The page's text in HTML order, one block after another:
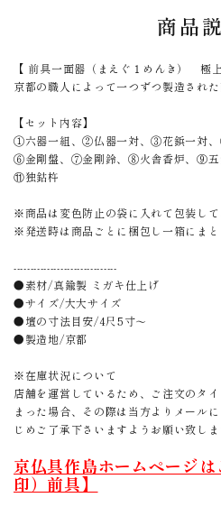
商品
【 前具一面器（まえぐ１めんき） 極
京都の職人によって一つずつ製造された
【セット内容】
①六器一組、②仏器一対、③花鋲一対
⑥金剛盤、⑦金剛鈴、⑧火舎香炉、⑨五
⑪独鈷杵
※商品は変色防止の袋に入れて包装して
※発送時は商品ごとに梱包し一箱にまと
-------------------------------
●素材/真鍮製 ミガキ仕上げ
●サイズ/大大サイズ
●壇の寸法目安/4尺5寸〜
●製造地/京都
※在庫状況について
店舗を運営しているため、ご注文のタ
まった場合、その際は当方よりメール
じめご了承下さいますようお願い致しま
京仏具作島ホームページ
印）前具】